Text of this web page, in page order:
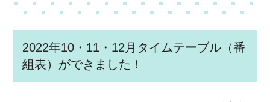
2022年10・11・12月タイムテーブル（番
組表）ができました！